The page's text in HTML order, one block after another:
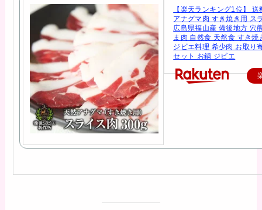
【楽天ランキング1位】
アナグマ肉 すき焼き用 ス
広島県福山産 備後地方 穴
ま肉 自然食 天然食 すき焼
ジビエ料理 希少肉 お取り
セット お鍋 ジビエ